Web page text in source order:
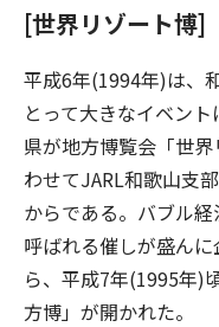
[世界リゾート博]
平成6年(1994年)は、
とって大きなイベン
県が地方博覧会「世
わせてJARL和歌山支
からである。バブル
呼ばれる催しが盛ん
ら、平成7年(1995年)
方博」が開かれた。